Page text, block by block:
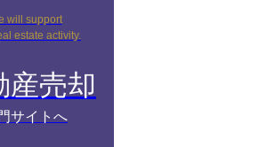
will support
estate activity.
産売却
サイトへ